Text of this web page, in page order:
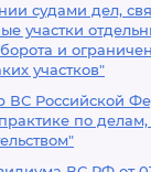
судами дел,
участки
и
участков"
ВС Российской
по